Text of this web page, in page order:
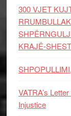
300 VJET
KRAJË-
VATRA’s
Injustice